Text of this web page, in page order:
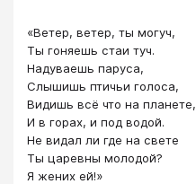
«Ветер, ветер, ты могуч,
Ты гоняешь стаи туч.
Надуваешь паруса,
Слышишь птичьи голоса,
Видишь всё что на планете,
И в горах, и под водой.
Не видал ли где на свете
Ты царевны молодой?
Я жених ей!»